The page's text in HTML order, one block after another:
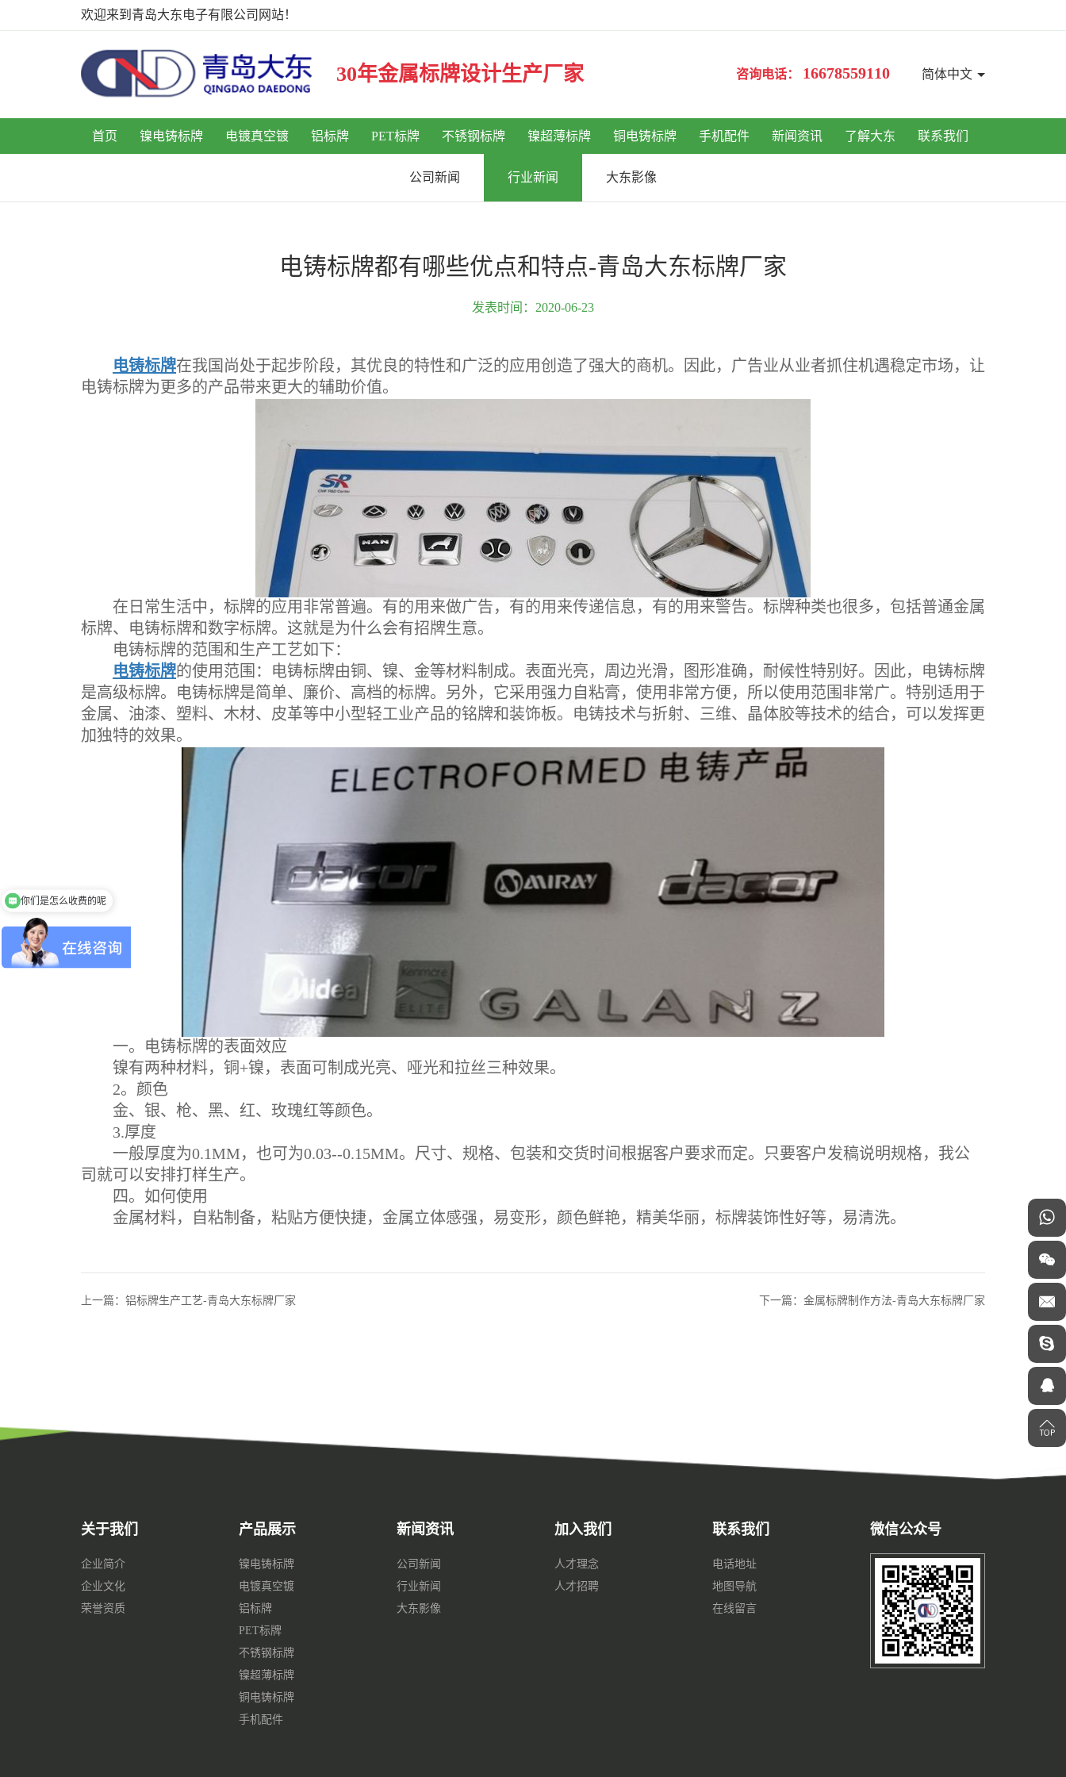
欢迎来到青岛大东电子有限公司网站！
简体中文
咨询电话： 16678559110
30年金属标牌设计生产厂家
首页 镍电铸标牌 电镀真空镀 铝标牌 PET标牌 不锈钢标牌 镍超薄标牌 铜电铸标牌 手机配件 新闻资讯 了解大东 联系我们
公司新闻 行业新闻 大东影像
电铸标牌都有哪些优点和特点-青岛大东标牌厂家
发表时间：2020-06-23
电铸标牌在我国尚处于起步阶段，其优良的特性和广泛的应用创造了强大的商机。因此，广告业从业者抓住机遇稳定市场，让
电铸标牌为更多的产品带来更大的辅助价值。
在日常生活中，标牌的应用非常普遍。有的用来做广告，有的用来传递信息，有的用来警告。标牌种类也很多，包括普通金属
标牌、电铸标牌和数字标牌。这就是为什么会有招牌生意。
电铸标牌的范围和生产工艺如下：
电铸标牌的使用范围：电铸标牌由铜、镍、金等材料制成。表面光亮，周边光滑，图形准确，耐候性特别好。因此，电铸标牌
是高级标牌。电铸标牌是简单、廉价、高档的标牌。另外，它采用强力自粘膏，使用非常方便，所以使用范围非常广。特别适用于
金属、油漆、塑料、木材、皮革等中小型轻工业产品的铭牌和装饰板。电铸技术与折射、三维、晶体胶等技术的结合，可以发挥更
加独特的效果。
一。电铸标牌的表面效应
镍有两种材料，铜+镍，表面可制成光亮、哑光和拉丝三种效果。
2。颜色
金、银、枪、黑、红、玫瑰红等颜色。
3.厚度
一般厚度为0.1MM，也可为0.03--0.15MM。尺寸、规格、包装和交货时间根据客户要求而定。只要客户发稿说明规格，我公
司就可以安排打样生产。
四。如何使用
金属材料，自粘制备，粘贴方便快捷，金属立体感强，易变形，颜色鲜艳，精美华丽，标牌装饰性好等，易清洗。
上一篇：铝标牌生产工艺-青岛大东标牌厂家 下一篇：金属标牌制作方法-青岛大东标牌厂家
关于我们
企业简介
企业文化
荣誉资质
产品展示
镍电铸标牌
电镀真空镀
铝标牌
PET标牌
不锈钢标牌
镍超薄标牌
铜电铸标牌
手机配件
新闻资讯
公司新闻
行业新闻
大东影像
加入我们
人才理念
人才招聘
联系我们
电话地址
地图导航
在线留言
微信公众号
你们是怎么收费的呢